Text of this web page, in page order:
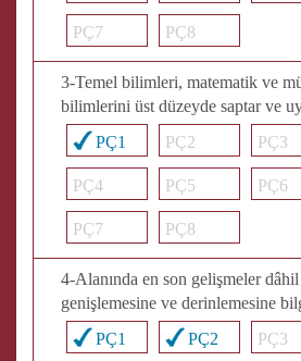
PÇ7 PÇ8
3-Temel bilimleri, matematik ve
bilimlerini üst düzeyde saptar ve
PÇ1
PÇ2 PÇ3
PÇ4 PÇ5 PÇ6
PÇ7 PÇ8
4-Alanında en son gelişmeler
genişlemesine ve derinlemesine
PÇ1
PÇ2 PÇ3